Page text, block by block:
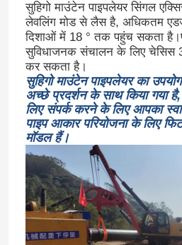
सुहिगो माउंटेन पाइपलेयर सिंगल
लेवलिंग मोड से लैस है, अधिकतम
दिशाओं में 18 ° तक पहुंच सकता
सुविधाजनक संचालन के लिए चेसिस
कर सकता है।
सुहिगो माउंटेन पाइपलेयर का
अच्छे प्रदर्शन के साथ किया गया
लिए संपर्क करने के लिए आपका
पाइप आकार परियोजना के लिए
मॉडल हैं।